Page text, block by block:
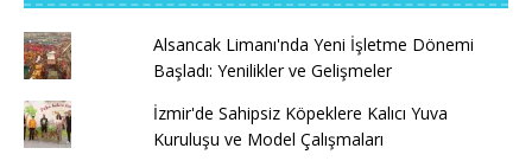
Alsancak Limanı'nda Yeni İşletme Dönemi
Başladı: Yenilikler ve Gelişmeler
İzmir'de Sahipsiz Köpeklere Kalıcı Yuva
Kuruluşu ve Model Çalışmaları